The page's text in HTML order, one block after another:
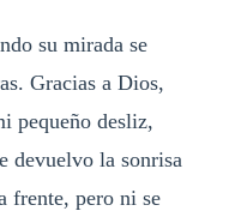
su mirada se
Gracias a Dios,
pequeño desliz,
devuelvo la sonrisa
frente, pero ni se